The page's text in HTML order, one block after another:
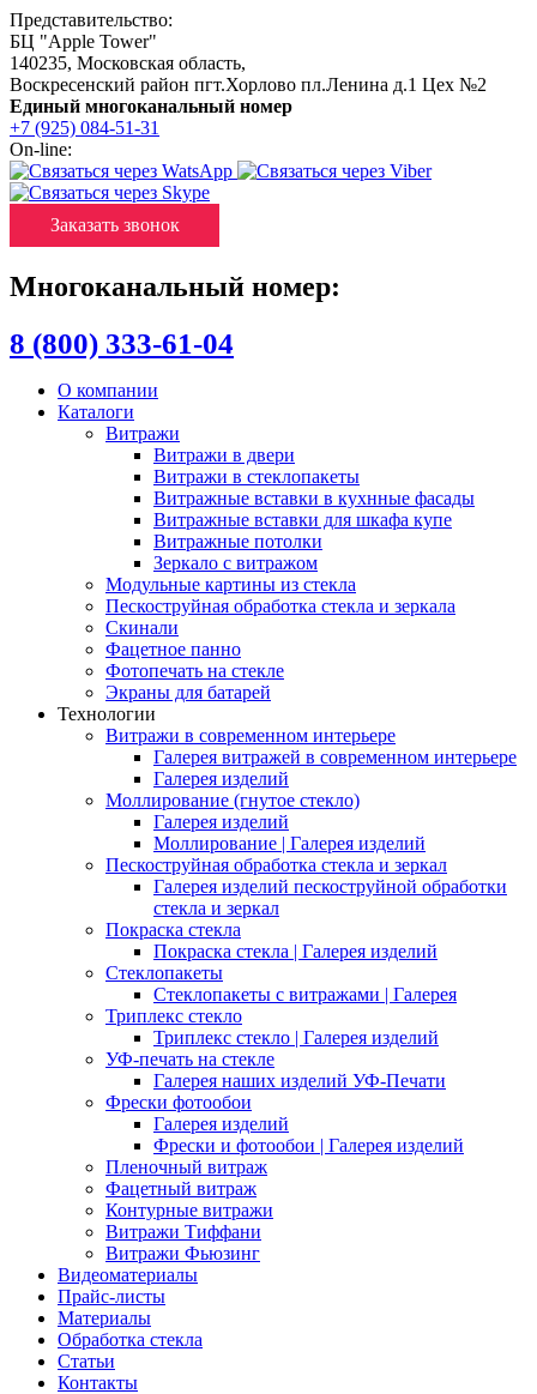
Представительство:
БЦ "Apple Tower"
140235, Московская область,
Воскресенский район пгт.Хорлово пл.Ленина д.1 Цех №2
Единый многоканальный номер
+7 (925) 084-51-31
On-line:
Заказать звонок
Многоканальный номер:
8 (800) 333-61-04
О компании
Каталоги
Витражи
Витражи в двери
Витражи в стеклопакеты
Витражные вставки в кухнные фасады
Витражные вставки для шкафа купе
Витражные потолки
Зеркало с витражом
Модульные картины из стекла
Пескоструйная обработка стекла и зеркала
Скинали
Фацетное панно
Фотопечать на стекле
Экраны для батарей
Технологии
Витражи в современном интерьере
Галерея витражей в современном интерьере
Галерея изделий
Моллирование (гнутое стекло)
Галерея изделий
Моллирование | Галерея изделий
Пескоструйная обработка стекла и зеркал
Галерея изделий пескоструйной обработки
стекла и зеркал
Покраска стекла
Покраска стекла | Галерея изделий
Стеклопакеты
Стеклопакеты с витражами | Галерея
Триплекс стекло
Триплекс стекло | Галерея изделий
УФ-печать на стекле
Галерея наших изделий УФ-Печати
Фрески фотообои
Галерея изделий
Фрески и фотообои | Галерея изделий
Пленочный витраж
Фацетный витраж
Контурные витражи
Витражи Тиффани
Витражи Фьюзинг
Видеоматериалы
Прайс-листы
Материалы
Обработка стекла
Статьи
Контакты